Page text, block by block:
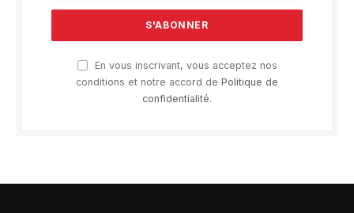
En vous inscrivant, vous acceptez nos
conditions et notre accord de Politique de
confidentialité.